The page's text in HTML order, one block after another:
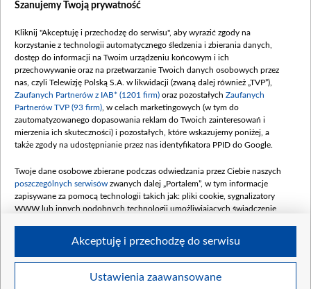
Dofinansowanie 635 783 051,21 PLN
(wpłata wrzesień 100 mln, październik 350
mln, listopad 265 mln)
Dofinansowanie 48 862 000,00 PLN
Data podpisania umowy: GRUDZIEŃ 2025
(wpłata grudzień 60,548 mln)
Dofinansowanie 900 000 000,00 PLN
Data podpisania umowy: LUTY 2026 (wpłata
kwiecień 180 mln, 7 maja 180 mln, 8
czerwca 90 mln)
Dofinansowanie 250 000 000,00 PLN
4 sierpnia 250 mln
Szanujemy Twoją prywatność
Kliknij "Akceptuję i przechodzę do serwisu", aby wyrazić zgody na
korzystanie z technologii automatycznego śledzenia i zbierania danych,
dostęp do informacji na Twoim urządzeniu końcowym i ich
przechowywanie oraz na przetwarzanie Twoich danych osobowych przez
nas, czyli Telewizję Polską S.A. w likwidacji (zwaną dalej również „TVP”),
Zaufanych Partnerów z IAB* (1201 firm) oraz pozostałych Zaufanych
Partnerów TVP (93 firm) , w celach marketingowych (w tym do
zautomatyzowanego dopasowania reklam do Twoich zainteresowań i
mierzenia ich skuteczności) i pozostałych, które wskazujemy poniżej, a
także zgody na udostępnianie przez nas identyfikatora PPID do Google.
Twoje dane osobowe zbierane podczas odwiedzania przez Ciebie naszych
poszczególnych serwisów zwanych dalej „Portalem”, w tym informacje
zapisywane za pomocą technologii takich jak: pliki cookie, sygnalizatory
WWW lub innych podobnych technologii umożliwiających świadczenie
Twoje dane osobowe zbierane podczas odwiedzania przez Ciebie
Ustawienia zaawansowane
Akceptuję i przechodzę do serwisu